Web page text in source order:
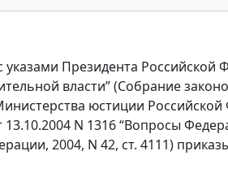
указами Президента
власти” (Собрание
юстиции
13.10.2004 N 1316 “Вопросы
2004, N 42, ст. 4111)